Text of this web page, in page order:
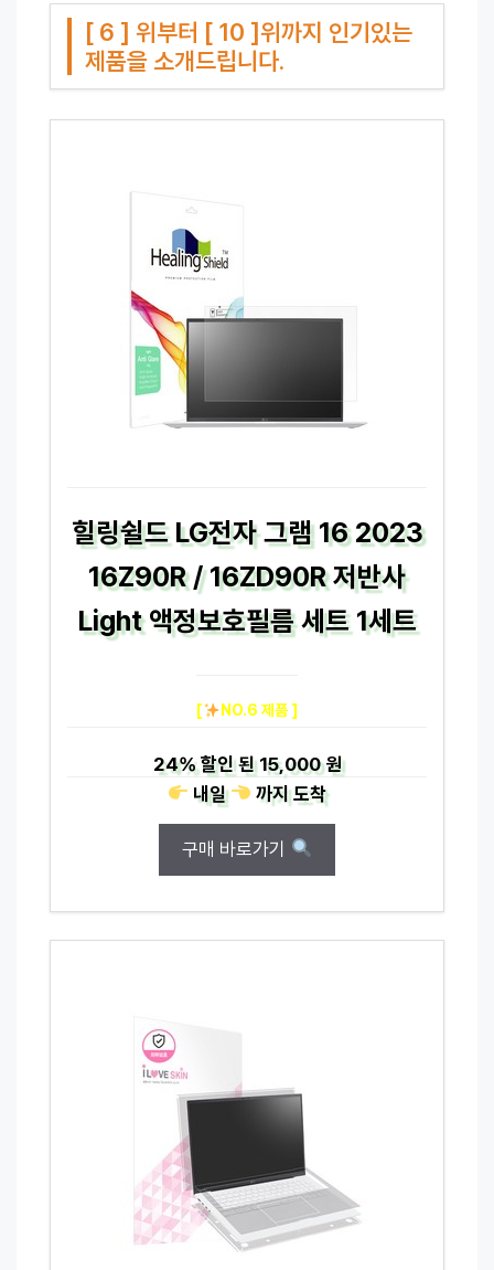
[ 6 ] 위부터 [ 10 ]위까지 인기있는
제품을 소개드립니다.
힐링쉴드 LG전자 그램 16 2023
16Z90R / 16ZD90R 저반사
Light 액정보호필름 세트 1세트
[ NO.6 제품 ]
24%할인 된15,000 원
내일
까지도착
구매 바로가기